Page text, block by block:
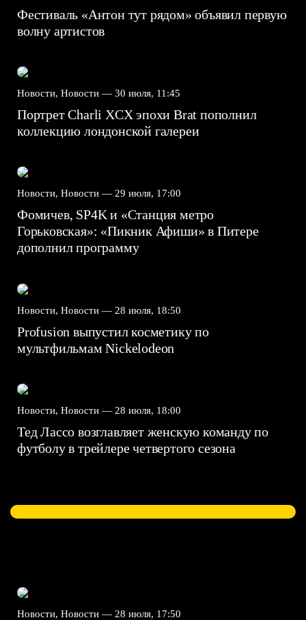
Фестиваль «Антон тут рядом» объявил первую
волну артистов
Новости, Новости — 30 июля, 11:45
Портрет Charli XCX эпохи Brat пополнил
коллекцию лондонской галереи
Новости, Новости — 29 июля, 17:00
Фомичев, SP4K и «Станция метро
Горьковская»: «Пикник Афиши» в Питере
дополнил программу
Новости, Новости — 28 июля, 18:50
Profusion выпустил косметику по
мультфильмам Nickelodeon
Новости, Новости — 28 июля, 18:00
Тед Лассо возглавляет женскую команду по
футболу в трейлере четвертого сезона
Новости, Новости — 28 июля, 17:50